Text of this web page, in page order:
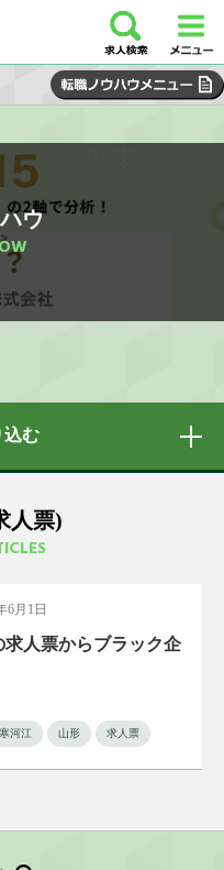
ウ
込む
人票)
6月1日
人票からブラック企
寒河江 山形 求人票